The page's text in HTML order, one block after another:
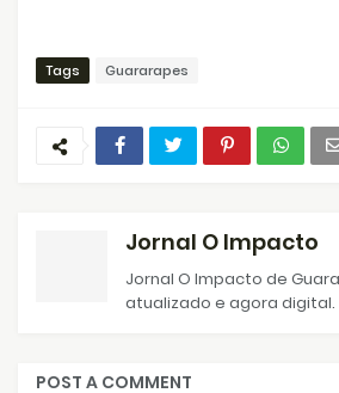
Tags Guararapes
Jornal O Impacto
Jornal O Impacto de
atualizado e agora digital.
POST A COMMENT